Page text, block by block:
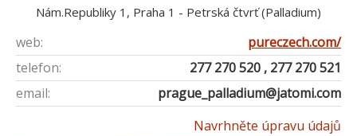
Nám.Republiky 1, Praha 1 - Petrská čtvrť (Palladium)
web:
pureczech.com/
telefon:
277 270 520 , 277 270 521
email:
prague_palladium@jatomi.com
Navrhněte úpravu údajů